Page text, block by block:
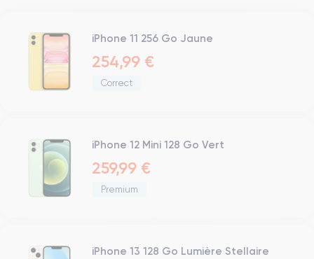
Bouton Home
Bluetooth
WiFi
Réseau
iPhone 11 256 Go Jaune
254,99 €
Correct
iPhone 12 Mini 128 Go Vert
259,99 €
Premium
iPhone 13 128 Go Lumière Stellaire